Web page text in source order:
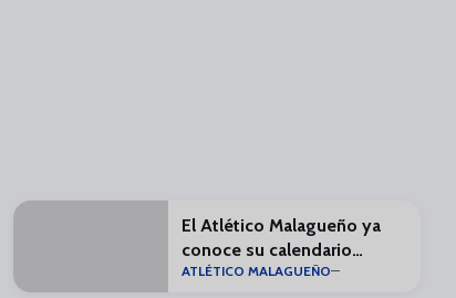
El Atlético Malagueño ya
conoce su calendario
liguero
ATLÉTICO MALAGUEÑO